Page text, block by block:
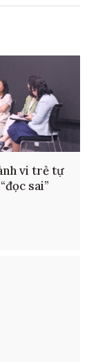
vi trẻ tự
sai”